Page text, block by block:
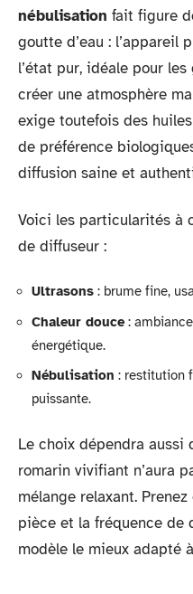
nébulisation fait figure
goutte d’eau : l’appareil
l’état pur, idéale pour
créer une atmosphère
exige toutefois des
de préférence
diffusion saine et
Voici les particularités à
de diffuseur :
Ultrasons : brume fine,
Chaleur douce:
énergétique.
Nébulisation : restitution
puissante.
Le choix dépendra aussi
romarin vivifiant n’aura
mélange relaxant.
pièce et la fréquence de
modèle le mieux adapté